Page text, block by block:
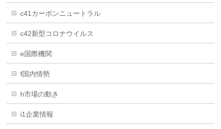
c41カーボンニュートラル
c42新型コロナウイルス
e国際機関
f国内情勢
h市場の動き
i1企業情報